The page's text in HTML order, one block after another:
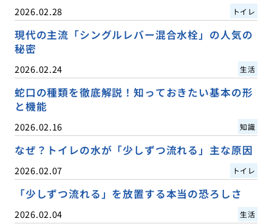
2026.02.28 トイレ
現代の主流「シングルレバー混合水栓」の人気の
秘密
2026.02.24 生活
蛇口の種類を徹底解説！知っておきたい基本の形
と機能
2026.02.16 知識
なぜ？トイレの水が「少しずつ流れる」主な原因
2026.02.07 トイレ
「少しずつ流れる」を放置する本当の恐ろしさ
2026.02.04 生活